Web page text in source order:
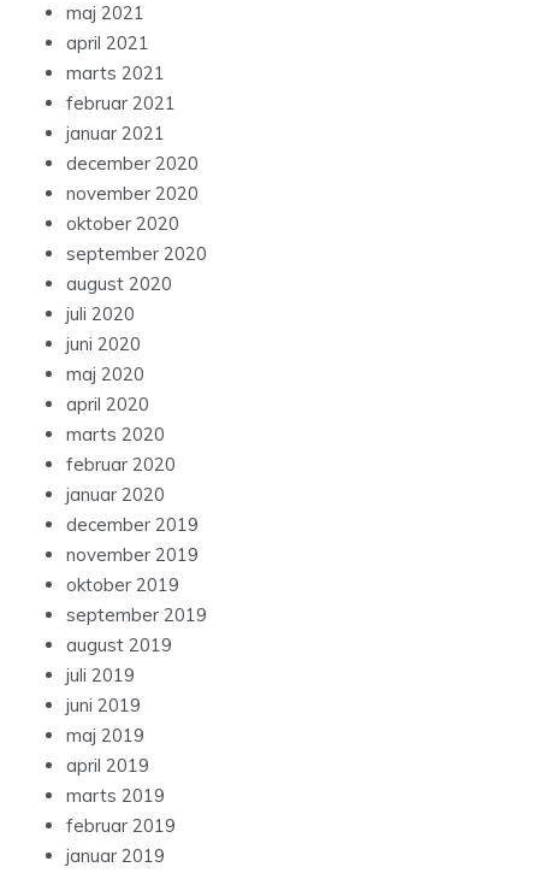
maj 2021
april 2021
marts 2021
februar 2021
januar 2021
december 2020
november 2020
oktober 2020
september 2020
august 2020
juli 2020
juni 2020
maj 2020
april 2020
marts 2020
februar 2020
januar 2020
december 2019
november 2019
oktober 2019
september 2019
august 2019
juli 2019
juni 2019
maj 2019
april 2019
marts 2019
februar 2019
januar 2019